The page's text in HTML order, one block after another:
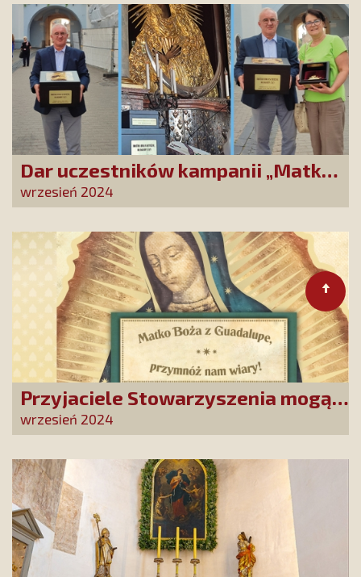
Dar uczestników kampanii „Matko
Miłosierdzia, błagamy Cię!”
złożony w Ostrobramskim
Sanktuarium
wrzesień 2024
Przyjaciele Stowarzyszenia mogą
się zwrócić do Matki Bożej z
Guadalupe. To wielka duchowa
szansa dla tysięcy Polak
wrzesień 2024